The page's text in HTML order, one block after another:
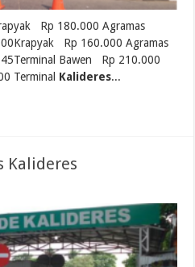
Rp 180.000 Agramas
Rp 160.000 Agramas
Bawen Rp 210.000
Terminal Kalideres...
Kalideres